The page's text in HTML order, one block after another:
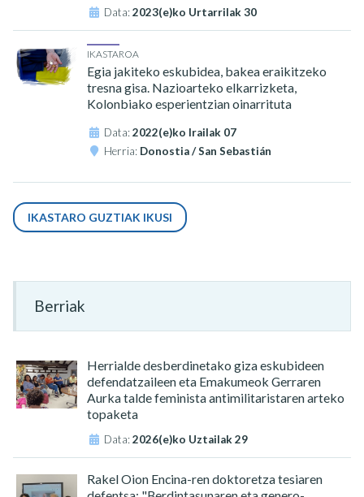
Data:2023(e)ko Urtarrilak 30
IKASTAROA
Egia jakiteko eskubidea, bakea eraikitzeko
tresna gisa. Nazioarteko elkarrizketa,
Kolonbiako esperientzian oinarrituta
Data:2022(e)ko Irailak 07
Herria: Donostia / San Sebastián
IKASTARO GUZTIAK IKUSI
Berriak
Herrialde desberdinetako giza eskubideen
defendatzaileen eta Emakumeok Gerraren
Aurka talde feminista antimilitaristaren arteko
topaketa
Data:2026(e)ko Uztailak 29
Rakel Oion Encina-ren doktoretza tesiaren